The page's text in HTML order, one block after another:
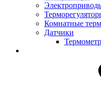
Комнатные
Датчики